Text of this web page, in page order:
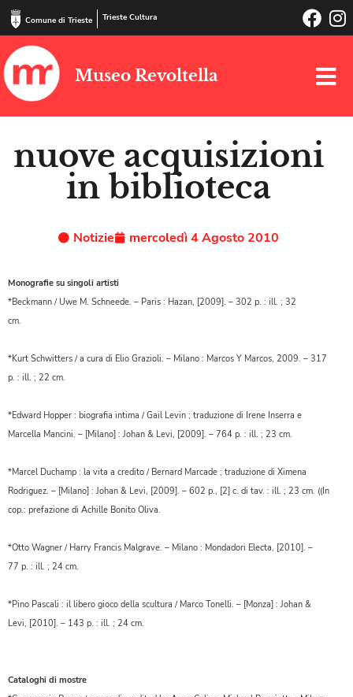
Comune di Trieste Trieste Cultura
Museo Revoltella
nuove acquisizioni
in biblioteca
Notizie mercoledì 4 Agosto 2010
Monografie su singoli artisti
*Beckmann / Uwe M. Schneede. – Paris : Hazan, [2009]. – 302 p. : ill. ; 32
cm.
*Kurt Schwitters / a cura di Elio Grazioli. – Milano : Marcos Y Marcos, 2009. – 317
p. : ill. ; 22 cm.
*Edward Hopper : biografia intima / Gail Levin ; traduzione di Irene Inserra e
Marcella Mancini. – [Milano] : Johan & Levi, [2009]. – 764 p. : ill. ; 23 cm.
*Marcel Duchamp : la vita a credito / Bernard Marcade ; traduzione di Ximena
Rodriguez. – [Milano] : Johan & Levi, [2009]. – 602 p., [2] c. di tav. : ill. ; 23 cm. ((In
cop.: prefazione di Achille Bonito Oliva.
*Otto Wagner / Harry Francis Malgrave. – Milano : Mondadori Electa, [2010]. –
77 p. : ill. ; 24 cm.
*Pino Pascali : il libero gioco della scultura / Marco Tonelli. – [Monza] : Johan &
Levi, [2010]. – 143 p. : ill. ; 24 cm.
Cataloghi di mostre